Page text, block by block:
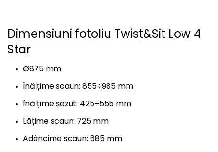
Dimensiuni fotoliu Twist&Sit Low 4
Star
Ø875 mm
Înălțime scaun: 855÷985 mm
Înălțime șezut: 425÷555 mm
Lățime scaun: 725 mm
Adâncime scaun: 685 mm